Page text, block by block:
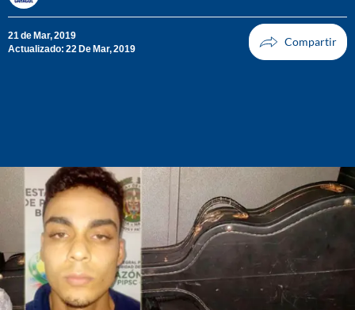
21 de Mar, 2019
Actualizado: 22 De Mar, 2019